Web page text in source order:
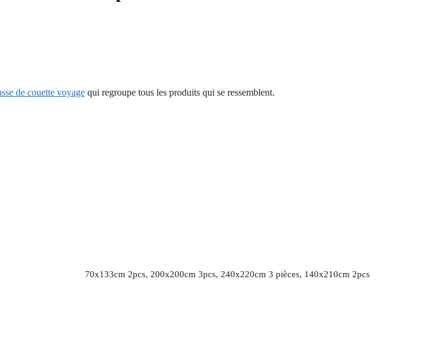
de couette voyagequi regroupe tous les produits qui se ressemblent.
70x133cm 2pcs, 200x200cm 3pcs, 240x220cm 3 pièces, 140x210cm 2pcs